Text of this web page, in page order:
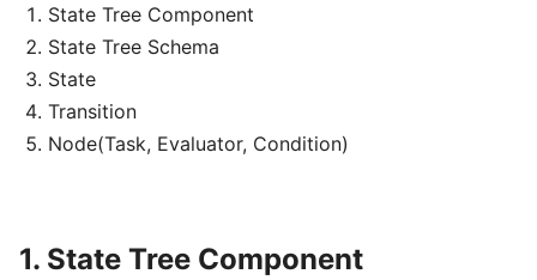
State Tree Component
State Tree Schema
State
Transition
Node(Task, Evaluator, Condition)
1. State Tree Component